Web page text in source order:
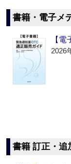
書籍・電子メ
【
2026
書籍 訂正・追